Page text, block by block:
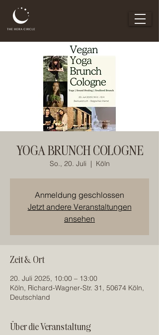
YOGA BRUNCH COLOGNE
So., 20. Juli
  |
Köln
Anmeldung geschlossen
Jetzt andere Veranstaltungen
ansehen
Zeit & Ort
20. Juli 2025, 10:00 – 13:00
Köln, Richard-Wagner-Str. 31, 50674 Köln,
Deutschland
Über die Veranstaltung